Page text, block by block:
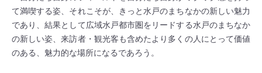
て満喫する姿、それこそが、きっと水戸のまちなかの新しい魅力
であり、結果として広域水戸都市圏をリードする水戸のまちなか
の新しい姿、来訪者・観光客も含めたより多くの人にとって価値
のある、魅力的な場所になるであろう。